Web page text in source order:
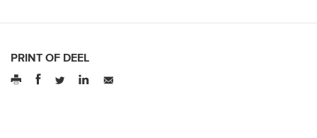
PRINT OF DEEL